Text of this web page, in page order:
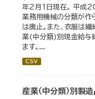
年2月1日現在。 平成20
業務用機械の分類が作
は廃止。また、衣服は
業(中分類)別現金給与
ます。...
CSV
産業（中分類）別製